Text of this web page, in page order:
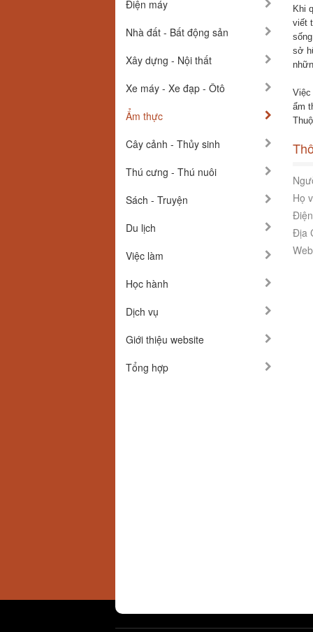
Điện máy
Nhà đất - Bất động sản
Xây dựng - Nội thất
Xe máy - Xe đạp - Ôtô
Ẩm thực
Cây cảnh - Thủy sinh
Thú cưng - Thú nuôi
Sách - Truyện
Du lịch
Việc làm
Học hành
Dịch vụ
Giới thiệu website
Tổng hợp
Khi
viết
sở
Việc
ẩm
Họ
Địa